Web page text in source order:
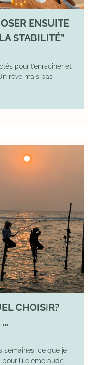
ENSUITE
STABILITÉ”
pour t’enraciner et
rêve mais pas
CHOISIR?
…
semaines, ce que je
l’île émeraude,